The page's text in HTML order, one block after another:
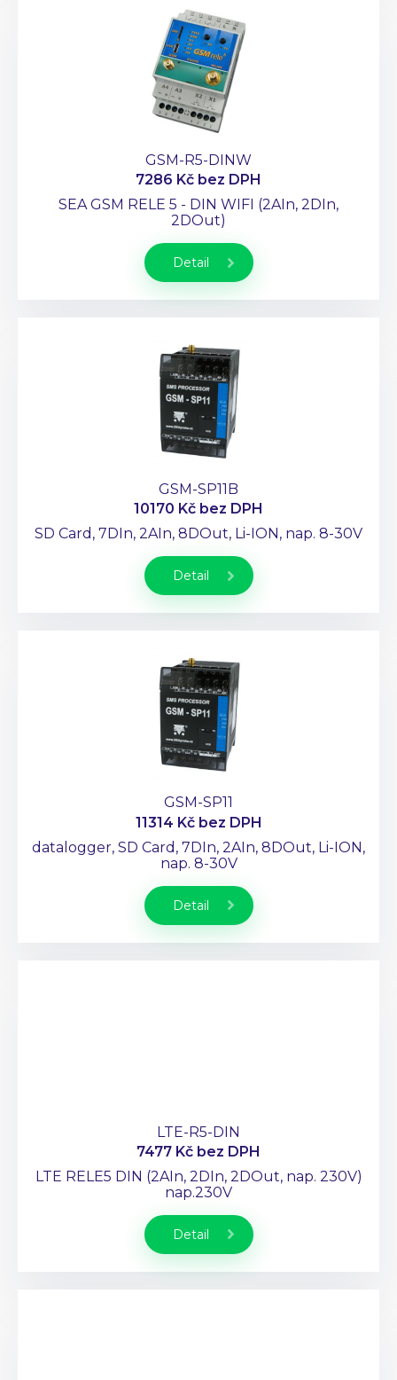
GSM-R5-DINW
7286 Kč bez DPH
SEA GSM RELE 5 - DIN WIFI (2AIn, 2DIn,
2DOut)
Detail
GSM-SP11B
10170 Kč bez DPH
SD Card, 7DIn, 2AIn, 8DOut, Li-ION, nap. 8-30V
Detail
GSM-SP11
11314 Kč bez DPH
datalogger, SD Card, 7DIn, 2AIn, 8DOut, Li-ION,
nap. 8-30V
Detail
LTE-R5-DIN
7477 Kč bez DPH
LTE RELE5 DIN (2AIn, 2DIn, 2DOut, nap. 230V)
nap.230V
Detail